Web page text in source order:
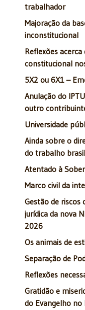
trabalhador
Majoração da
inconstitucional
Reflexões
constitucional
5X2 ou 6X1 –
Anulação do
outro
Universidade
Ainda sobre o
do trabalho
Atentado à
Marco civil da
Gestão de riscos
jurídica da nova
2026
Os animais de
Separação de
Reflexões
Gratidão e
do Evangelho